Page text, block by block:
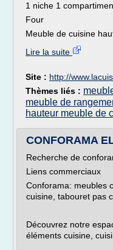
1 niche 1
Four
Meuble de cuisine
Lire la suite
Site : http://
Thèmes liés :
meuble de
hauteur meuble de
CONFORAMA
Recherche de
Liens commerciaux
Conforama: meubles
cuisine, tabouret pas
Découvrez notre
éléments cuisine,